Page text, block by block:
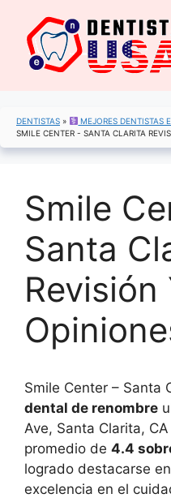
contenido
DENTISTAS » MEJORES DENTISTAS
SMILE CENTER - SANTA CLARITA
Smile
Santa
Revisión
Smile Center – Santa
dental de renombre
Ave, Santa Clarita,
promedio de 4.4
logrado destacarse
excelencia en el